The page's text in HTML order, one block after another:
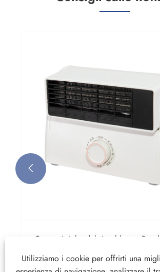
Caratteristiche del riscaldatore Ptc
Visualizza altro >>

Utilizziamo i cookie per offrirti una